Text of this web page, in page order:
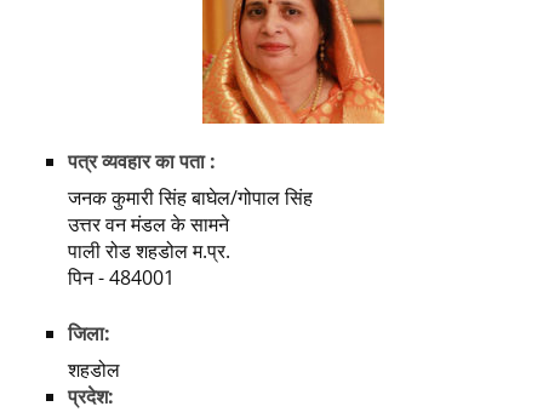
पत्र व्यवहार का पता :
जनक कुमारी सिंह बाघेल/गोपाल सिंह
उत्तर वन मंडल के सामने
पाली रोड शहडोल म.प्र.
पिन - 484001
जिला:
शहडोल
प्रदेश: